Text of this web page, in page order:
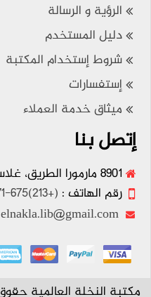
الرؤية و الرسالة
دليل المستخدم
شروط إستخدام المكتبة
إستفسارات
ميثاق خدمة العملاء
إتصل بنا
8901 مارمورا الطريق، غلاسكو، D04 89GR
رقم الهاتف : (+213)675-271 707
elnakla.lib@gmail.com